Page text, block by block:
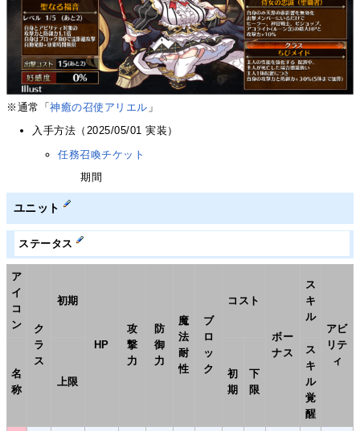
※通常「神癒の召使アリエル 」
入手方法（2025/05/01 実装）
任務召喚チケット
期間
ユニット
ステータス
ア
イ
コ
ン
ク
ラ
ス
初期
HP
攻
撃
力
防
御
力
魔
法
耐
性
ブ
ロ
ッ
ク
コスト
ボー
ナス
ス
キ
ル
アビ
リテ
ィ
名
称
上限
初
期
下
限
ス
キ
ル
覚
醒